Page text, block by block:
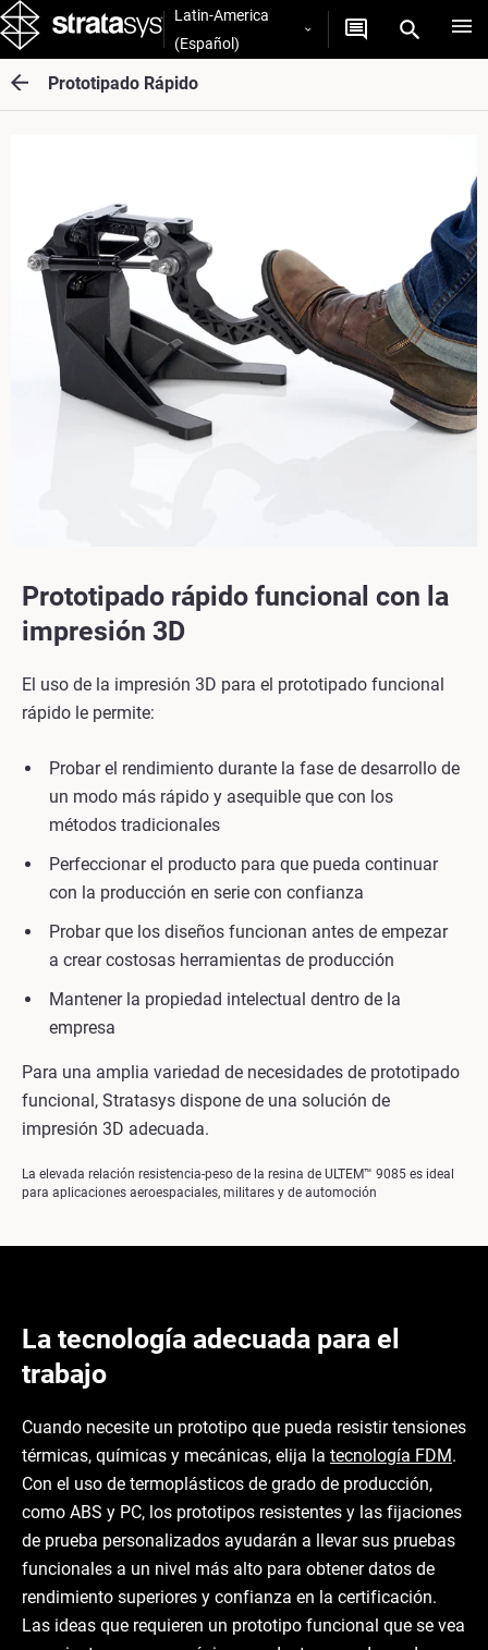
Latin-America
(Español)
Prototipado Rápido
Prototipado rápido funcional con la
impresión 3D
El uso de la impresión 3D para el prototipado funcional
rápido le permite:
Probar el rendimiento durante la fase de desarrollo de
un modo más rápido y asequible que con los
métodos tradicionales
Perfeccionar el producto para que pueda continuar
con la producción en serie con confianza
Probar que los diseños funcionan antes de empezar
a crear costosas herramientas de producción
Mantener la propiedad intelectual dentro de la
empresa
Para una amplia variedad de necesidades de prototipado
funcional, Stratasys dispone de una solución de
impresión 3D adecuada.
La elevada relación resistencia-peso de la resina de ULTEM™ 9085 es ideal
para aplicaciones aeroespaciales, militares y de automoción
La tecnología adecuada para el
trabajo
Cuando necesite un prototipo que pueda resistir tensiones
térmicas, químicas y mecánicas, elija la tecnología FDM.
Con el uso de termoplásticos de grado de producción,
como ABS y PC, los prototipos resistentes y las fijaciones
de prueba personalizados ayudarán a llevar sus pruebas
funcionales a un nivel más alto para obtener datos de
rendimiento superiores y confianza en la certificación.
Las ideas que requieren un prototipo funcional que se vea